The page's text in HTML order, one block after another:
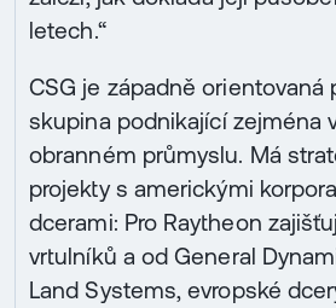
letech.“
CSG je západně orientovaná
skupina podnikající zejména
obranném průmyslu. Má
projekty s americkými
dcerami: Pro Raytheon
vrtulníků a od General
Land Systems, evropské